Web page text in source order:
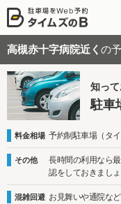
高槻赤十字病院近く の
知って
駐車
料金相場 予約制駐車場（タ
その他
長時間の利用なら
認をしておきましょ
混雑回避 お見舞いや通院な